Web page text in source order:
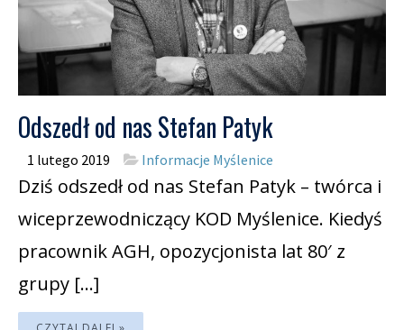
Odszedł od nas Stefan Patyk
1 lutego 2019 Informacje Myślenice
Dziś odszedł od nas Stefan Patyk – twórca i
wiceprzewodniczący KOD Myślenice. Kiedyś
pracownik AGH, opozycjonista lat 80′ z
grupy […]